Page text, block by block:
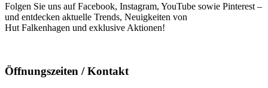
Folgen Sie uns auf Facebook, Instagram, YouTube sowie Pinterest –
und entdecken aktuelle Trends, Neuigkeiten von
Hut Falkenhagen und exklusive Aktionen!
Öffnungszeiten / Kontakt